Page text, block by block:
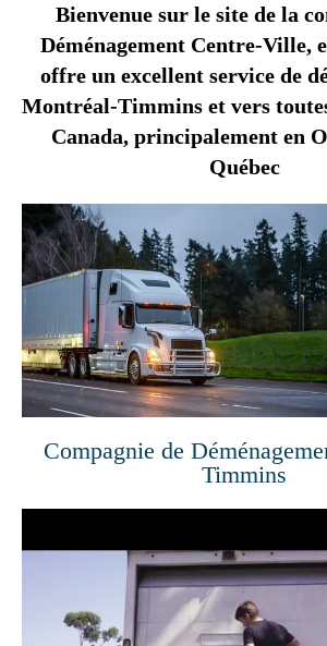
Bienvenue sur le site de la
Déménagement Centre-Ville,
offre un excellent service de
Montréal-Timmins et vers
Canada, principalement en
Québec
Compagnie de
Timmins